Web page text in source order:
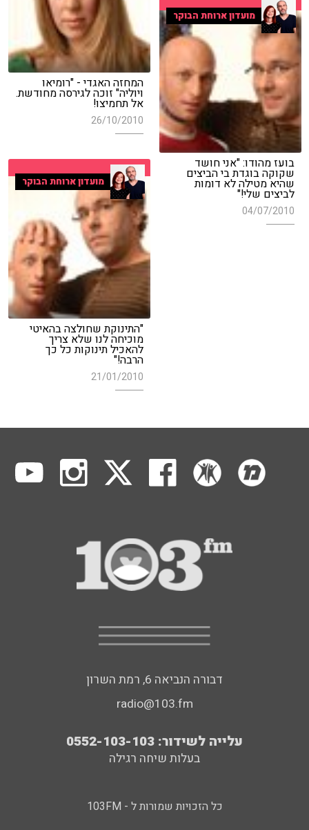
המחזה האגדי - "רומיאו
ויוליה" זוכה לגירסה מחודשת.
אל תחמיצו!
26/10/2010
מועדון ארוחת הבוקר
בועז מהודו: "אני חושד
שקוקה בוגדת בי הביצים
שהיא מטילה לא דומות
לביצים שלי!"
04/07/2010
מועדון ארוחת הבוקר
"התינוקת שחולצה בהאיטי
מוכיחה לנו שלא צריך
להאכיל תינוקות כל כך
הרבה!"
21/01/2010
דבורה הנביאה 6, רמת השרון
radio@103.fm
עלייה לשידור: 0552-103-103
בעלות שיחה רגילה
כל הזכויות שמורות ל - 103FM